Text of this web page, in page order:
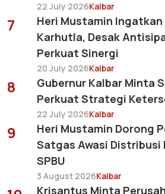
22 July 2026Kalbar
7
Heri Mustamin Ingatkan
Karhutla, Desak
Perkuat Sinergi
20 July 2026Kalbar
8
Gubernur Kalbar Minta
Perkuat Strategi
22 July 2026Kalbar
9
Heri Mustamin Dorong
Satgas Awasi Distribusi
SPBU
3 August 2026Kalbar
Krisantus Minta